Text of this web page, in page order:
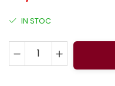
IN STOC